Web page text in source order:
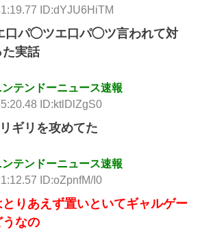
ID:dYJU6HiTM
口パ◯ツエ口パ◯ツ言われて対
た実話
テンドーニュース速報
ID:ktlDlZgS0
ギリを攻めてた
テンドーニュース速報
ID:oZpnfM/I0
りあえず置いといてギャルゲー
うなの